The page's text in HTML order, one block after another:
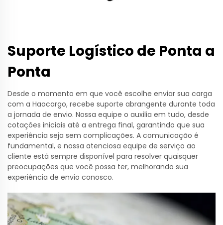
Suporte Logístico de Ponta a
Ponta
Desde o momento em que você escolhe enviar sua carga
com a Haocargo, recebe suporte abrangente durante toda
a jornada de envio. Nossa equipe o auxilia em tudo, desde
cotações iniciais até a entrega final, garantindo que sua
experiência seja sem complicações. A comunicação é
fundamental, e nossa atenciosa equipe de serviço ao
cliente está sempre disponível para resolver quaisquer
preocupações que você possa ter, melhorando sua
experiência de envio conosco.